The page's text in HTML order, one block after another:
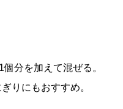
分を加えて混ぜる。
りにもおすすめ。